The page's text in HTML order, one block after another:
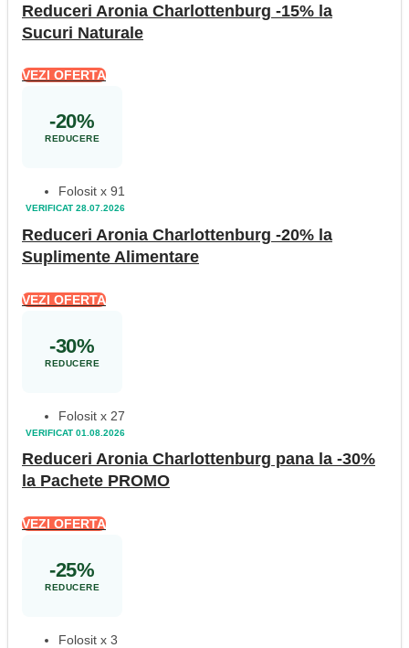
Reduceri Aronia Charlottenburg -15% la
Sucuri Naturale
VEZI OFERTA
-20%
REDUCERE
VERIFICAT 28.07.2026
Folosit x 91
Reduceri Aronia Charlottenburg -20% la
Suplimente Alimentare
VEZI OFERTA
-30%
REDUCERE
VERIFICAT 01.08.2026
Folosit x 27
Reduceri Aronia Charlottenburg pana la -30%
la Pachete PROMO
VEZI OFERTA
-25%
REDUCERE
Folosit x 3